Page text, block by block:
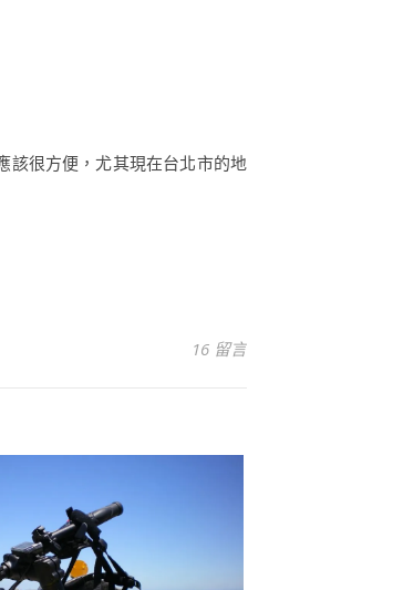
該很方便，尤其現在台北市的地
16 留言